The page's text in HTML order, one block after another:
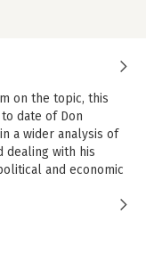
on the topic, this
date of Don
a wider analysis of
dealing with his
and economic
ambivalent
as well as
and